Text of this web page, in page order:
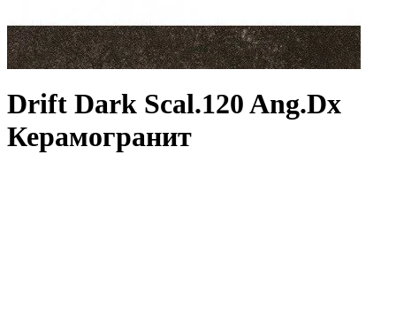
Drift Dark Scal.120 Ang.Dx
Керамогранит